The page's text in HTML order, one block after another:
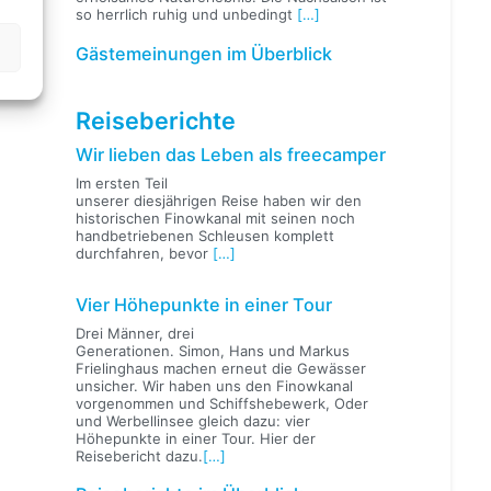
so herrlich ruhig und unbedingt […]
Gästemeinungen im Überblick
Reiseberichte
Wir lieben das Leben als freecamper
Im ersten Teil
unserer diesjährigen Reise haben wir den
historischen Finowkanal mit seinen noch
handbetriebenen Schleusen komplett
durchfahren, bevor […]
Vier Höhepunkte in einer Tour
Drei Männer, drei
Generationen. Simon, Hans und Markus
Frielinghaus machen erneut die Gewässer
unsicher. Wir haben uns den Finowkanal
vorgenommen und Schiffshebewerk, Oder
und Werbellinsee gleich dazu: vier
Höhepunkte in einer Tour. Hier der
Reisebericht dazu.[…]